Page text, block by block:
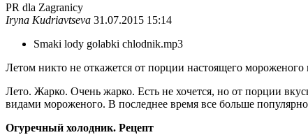
PR dla Zagranicy
Iryna Kudriavtseva 31.07.2015 15:14
Smaki lody golabki chlodnik.mp3
Летом никто не откажется от порции настоящего мороженого
Лето. Жарко. Очень жарко. Есть не хочется, но от порции
видами мороженого. В последнее время все больше
Огуречный холодник. Рецепт